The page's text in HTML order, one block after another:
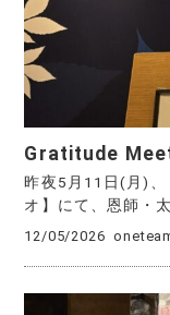
Gratitude
昨夜5月11日(月)、
オ】にて、恩師・
12/05/2026